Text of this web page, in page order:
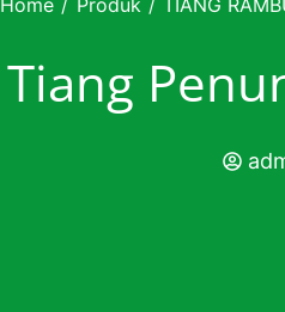
Home / Produk / TIANG
Tiang